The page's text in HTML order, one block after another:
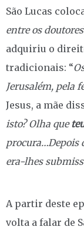
São Lucas
entre os doutores
adquiriu o
tradicionais: “
Jerusalém, pela
Jesus, a mãe
isto? Olha que
procura…Depois
era-lhes
A partir deste
volta a falar de